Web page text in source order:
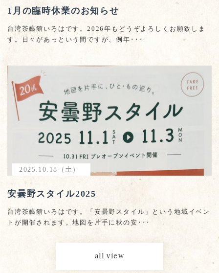
1月の臨時休業のお知らせ
台湾茶藝館いろはです。2026年もどうぞよろしくお願致しま
す。日々があっという間ですが、例年･･･
2025.10.18（土）
安曇野スタイル2025
台湾茶藝館いろはです。「安曇野スタイル」という地域イベン
トが開催されます。地図を片手に秋の安･･･
all view